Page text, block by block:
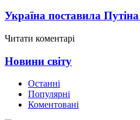
Україна поставила
Читати коментарі
Новини світу
Останні
Популярні
Коментовані